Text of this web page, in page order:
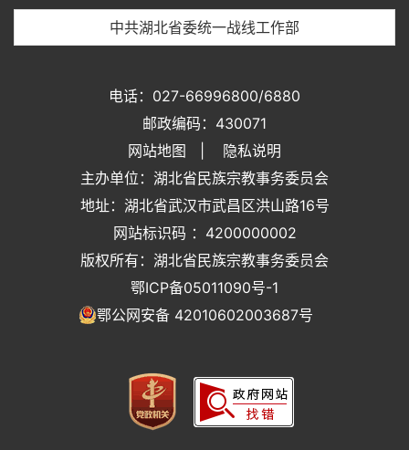
中共湖北省委统一战线工作部
电话：027-66996800/6880
邮政编码：430071
网站地图
隐私说明
主办单位：湖北省民族宗教事务委员会
地址：湖北省武汉市武昌区洪山路16号
网站标识码 ：4200000002
版权所有：湖北省民族宗教事务委员会
鄂ICP备05011090号-1
鄂公网安备 42010602003687号